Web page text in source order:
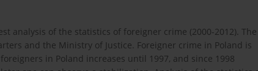
analysis of the statistics of foreigner crime (2000-2012). The
and the Ministry of Justice. Foreigner crime in Poland is
in Poland increases until 1997, and since 1998